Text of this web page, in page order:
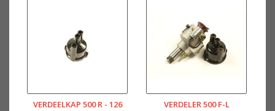
VERDEELKAP 500 R - 126
VERDELER 500 F-L